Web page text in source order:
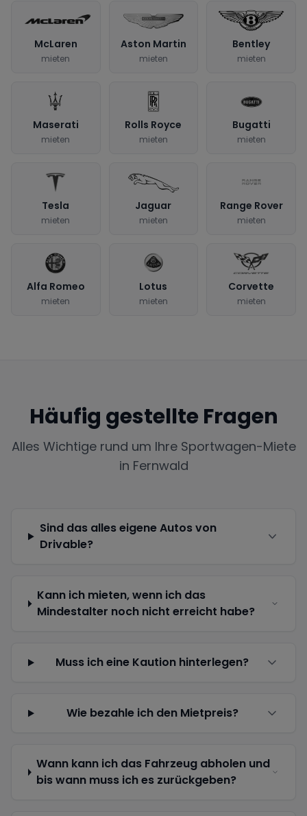
McLaren
mieten
Aston Martin
mieten
Bentley
mieten
Maserati
mieten
Rolls Royce
mieten
Bugatti
mieten
Tesla
mieten
Jaguar
mieten
Range Rover
mieten
Alfa Romeo
mieten
Lotus
mieten
Corvette
mieten
Häufig gestellte Fragen
Alles Wichtige rund um Ihre Sportwagen-Miete
in Fernwald
Sind das alles eigene Autos von
Drivable?
Kann ich mieten, wenn ich das
Mindestalter noch nicht erreicht habe?
Muss ich eine Kaution hinterlegen?
Wie bezahle ich den Mietpreis?
Wann kann ich das Fahrzeug abholen und
bis wann muss ich es zurückgeben?